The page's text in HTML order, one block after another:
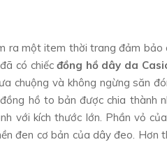
ra một item thời trang đảm bảo
có chiếcđồng hồ dây da
chuộng và không ngừng săn
hồ to bản được chia thành
với kích thước lớn. Phần vỏ
đen cơ bản của dây đeo. Hơn